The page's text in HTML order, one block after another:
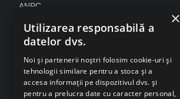
ANPC
Despre Cookies
Retragere din contract
×
Utilizarea responsabilă a
datelor dvs.
Noi și partenerii noștri folosim cookie-uri și
tehnologii similare pentru a stoca și a
accesa informații pe dispozitivul dvs. și
pentru a prelucra date cu caracter personal,